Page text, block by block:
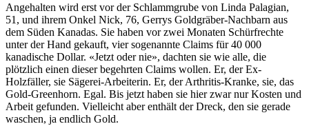
Angehalten wird erst vor der Schlammgrube von Linda Palagian,
51, und ihrem Onkel Nick, 76, Gerrys Goldgräber-Nachbarn aus
dem Süden Kanadas. Sie haben vor zwei Monaten Schürfrechte
unter der Hand gekauft, vier sogenannte Claims für 40 000
kanadische Dollar. «Jetzt oder nie», dachten sie wie alle, die
plötzlich einen dieser begehrten Claims wollen. Er, der Ex-
Holzfäller, sie Sägerei-Arbeiterin. Er, der Arthritis-Kranke, sie, das
Gold-Greenhorn. Egal. Bis jetzt haben sie hier zwar nur Kosten und
Arbeit gefunden. Vielleicht aber enthält der Dreck, den sie gerade
waschen, ja endlich Gold.